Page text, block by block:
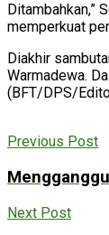
Ditambahkan,”
memperkuat
Diakhir
Warmadewa.
(BFT/DPS/
Previous Post
Next Post